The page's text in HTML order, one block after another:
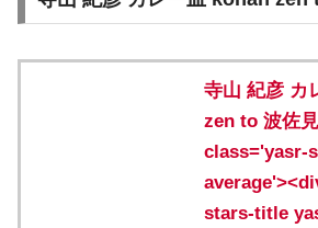
寺山 紀彦 カ
zen to 波佐
class='yasr-
stars-title